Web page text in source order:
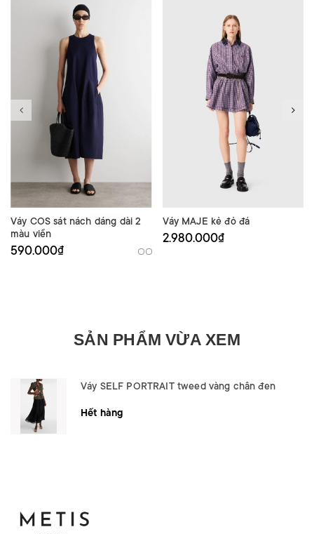
Váy COS sát nách dáng dài 2
màu viền
590.000₫
Váy MAJE kẻ đỏ đá
2.980.000₫
SẢN PHẨM VỪA XEM
Váy SELF PORTRAIT tweed vàng chân đen
Hết hàng